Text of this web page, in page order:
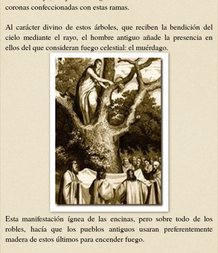
coronas confeccionadas con estas ramas.
Al carácter divino de estos árboles, que reciben la bendición del
cielo mediante el rayo, el hombre antiguo añade la presencia en
ellos del que consideran fuego celestial: el muérdago.
Esta manifestación ígnea de las encinas, pero sobre todo de los
robles, hacía que los pueblos antiguos usaran preferentemente
madera de estos últimos para encender fuego.